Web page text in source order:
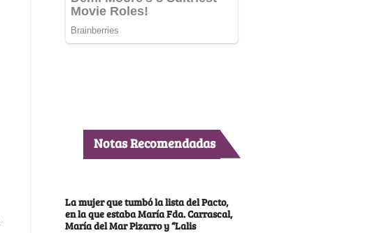
Notas Recomendadas
La mujer que tumbó la lista del Pacto,
en la que estaba María Fda. Carrascal,
María del Mar Pizarro y “Lalis